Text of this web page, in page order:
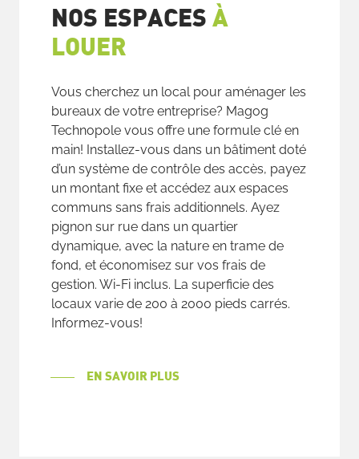
NOS ESPACES À
LOUER
Vous cherchez un local pour aménager les
bureaux de votre entreprise? Magog
Technopole vous offre une formule clé en
main! Installez-vous dans un bâtiment doté
d’un système de contrôle des accès, payez
un montant fixe et accédez aux espaces
communs sans frais additionnels. Ayez
pignon sur rue dans un quartier
dynamique, avec la nature en trame de
fond, et économisez sur vos frais de
gestion. Wi-Fi inclus. La superficie des
locaux varie de 200 à 2000 pieds carrés.
Informez-vous!
EN SAVOIR PLUS